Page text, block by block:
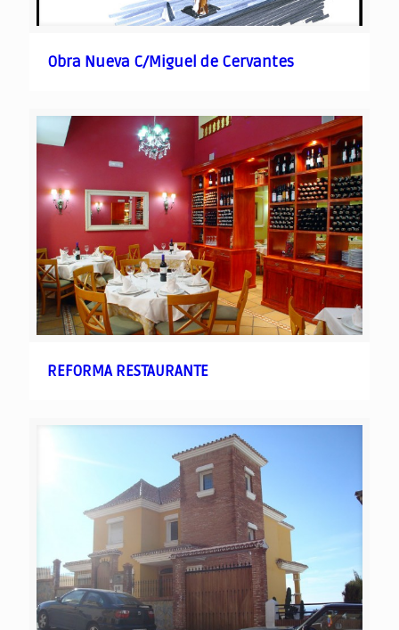
Obra Nueva C/Miguel de Cervantes
REFORMA RESTAURANTE